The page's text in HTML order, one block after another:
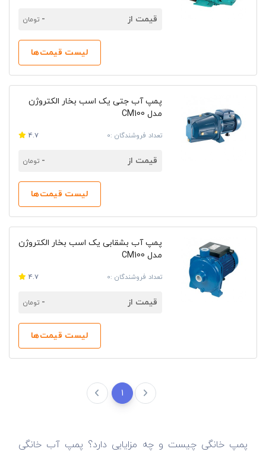
قیمت از - تومان
لیست قیمت‌ها
پمپ آب جتی یک اسب بخار الکتروژن
مدل CM100
تعداد فروشندگان :0 4.7
قیمت از - تومان
لیست قیمت‌ها
پمپ آب بشقابی یک اسب بخار الکتروژن
مدل CM100
تعداد فروشندگان :0 4.7
قیمت از - تومان
لیست قیمت‌ها
1
پمپ خانگی چیست و چه مزایایی دارد؟ پمپ آب خانگی